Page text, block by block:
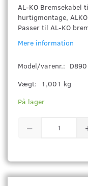
AL-KO
hurtigmontage,
Passer til AL-KO
Mere information
Model/varenr.: D890
Vægt:
1,001 kg
På lager